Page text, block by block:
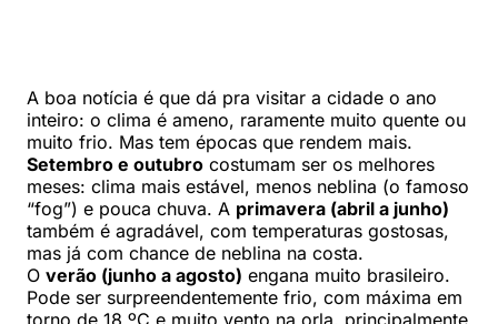
A boa notícia é que dá pra visitar a cidade o ano
inteiro: o clima é ameno, raramente muito quente ou
muito frio. Mas tem épocas que rendem mais.
Setembro e outubro costumam ser os melhores
meses: clima mais estável, menos neblina (o famoso
“fog”) e pouca chuva. A primavera (abril a junho)
também é agradável, com temperaturas gostosas,
mas já com chance de neblina na costa.
O verão (junho a agosto) engana muito brasileiro.
Pode ser surpreendentemente frio, com máxima em